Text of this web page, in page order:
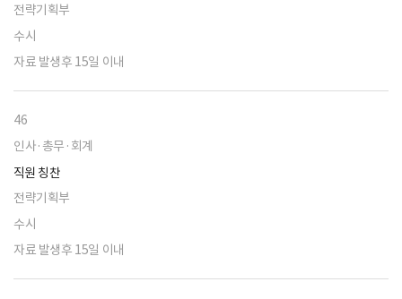
전략기획부
수시
자료 발생후 15일 이내
46
인사·총무·회계
직원 칭찬
전략기획부
수시
자료 발생후 15일 이내